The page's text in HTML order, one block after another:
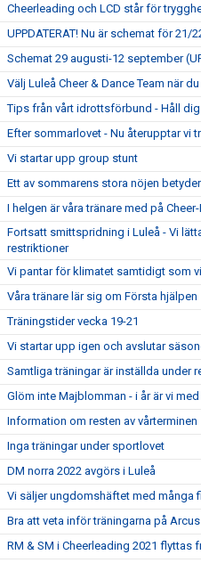
Cheerleading och LCD står för
UPPDATERAT! Nu är schemat för 21/
Schemat 29 augusti-12 september
Välj Luleå Cheer & Dance Team när
Tips från vårt idrottsförbund - Håll
Efter sommarlovet - Nu återupptar vi
Vi startar upp group stunt
Ett av sommarens stora nöjen
I helgen är våra tränare med på
Fortsatt smittspridning i Luleå - Vi
restriktioner
Vi pantar för klimatet samtidigt som
Våra tränare lär sig om Första hjälpen
Träningstider vecka 19-21
Vi startar upp igen och avslutar
Samtliga träningar är inställda under
Glöm inte Majblomman - i år är vi
Information om resten av vårterminen
Inga träningar under sportlovet
DM norra 2022 avgörs i Luleå
Vi säljer ungdomshäftet med många
Bra att veta inför träningarna på Arcus
RM & SM i Cheerleading 2021 flyttas